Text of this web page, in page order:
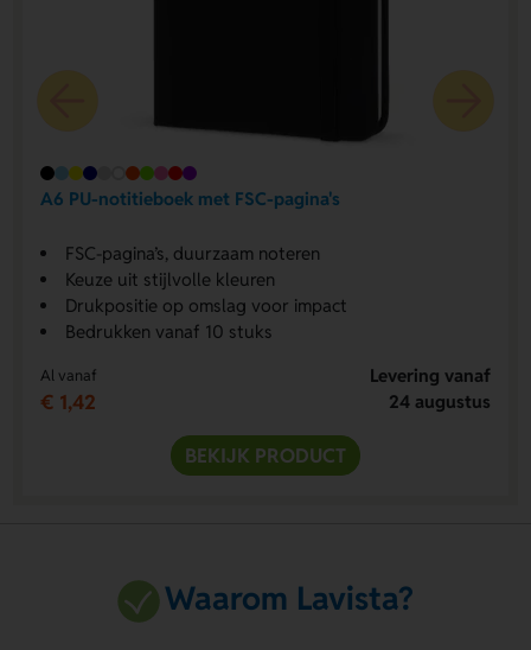
A6 PU-notitieboek met FSC-pagina's
FSC-pagina’s, duurzaam noteren
Keuze uit stijlvolle kleuren
Drukpositie op omslag voor impact
Bedrukken vanaf 10 stuks
Al vanaf
€ 1,42
Levering vanaf
24 augustus
BEKIJK PRODUCT
Waarom Lavista?